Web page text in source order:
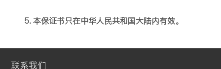
5. 本保证书只在中华人民共和国大陆内有效。
联系我们